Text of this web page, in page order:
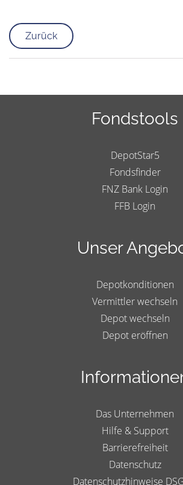
Zurück
Fondstools
DepotStar5
Fondsfinder
FNZ Bank Login
FFB Login
Unser
Depotkonditionen
Vermittler wechseln
Depot wechseln
Depot eröffnen
Das Unternehmen
Hilfe & Support
Barrierefreiheit
Datenschutz
Datenschutzhinweise